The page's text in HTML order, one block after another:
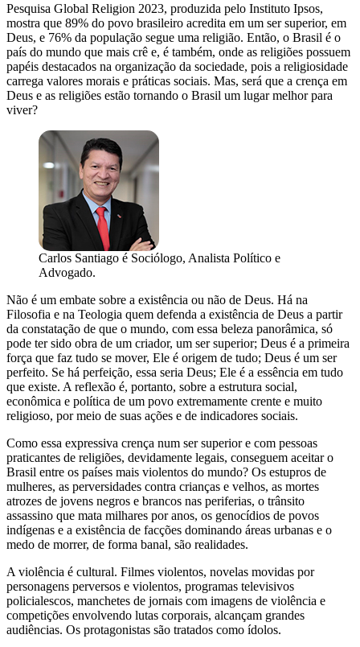
Pesquisa Global Religion 2023, produzida pelo Instituto Ipsos,
mostra que 89% do povo brasileiro acredita em um ser superior, em
Deus, e 76% da população segue uma religião. Então, o Brasil é o
país do mundo que mais crê e, é também, onde as religiões possuem
papéis destacados na organização da sociedade, pois a religiosidade
carrega valores morais e práticas sociais. Mas, será que a crença em
Deus e as religiões estão tornando o Brasil um lugar melhor para
viver?
Carlos Santiago é Sociólogo, Analista Político e
Advogado.
Não é um embate sobre a existência ou não de Deus. Há na
Filosofia e na Teologia quem defenda a existência de Deus a partir
da constatação de que o mundo, com essa beleza panorâmica, só
pode ter sido obra de um criador, um ser superior; Deus é a primeira
força que faz tudo se mover, Ele é origem de tudo; Deus é um ser
perfeito. Se há perfeição, essa seria Deus; Ele é a essência em tudo
que existe. A reflexão é, portanto, sobre a estrutura social,
econômica e política de um povo extremamente crente e muito
religioso, por meio de suas ações e de indicadores sociais.
Como essa expressiva crença num ser superior e com pessoas
praticantes de religiões, devidamente legais, conseguem aceitar o
Brasil entre os países mais violentos do mundo? Os estupros de
mulheres, as perversidades contra crianças e velhos, as mortes
atrozes de jovens negros e brancos nas periferias, o trânsito
assassino que mata milhares por anos, os genocídios de povos
indígenas e a existência de facções dominando áreas urbanas e o
medo de morrer, de forma banal, são realidades.
A violência é cultural. Filmes violentos, novelas movidas por
personagens perversos e violentos, programas televisivos
policialescos, manchetes de jornais com imagens de violência e
competições envolvendo lutas corporais, alcançam grandes
audiências. Os protagonistas são tratados como ídolos.